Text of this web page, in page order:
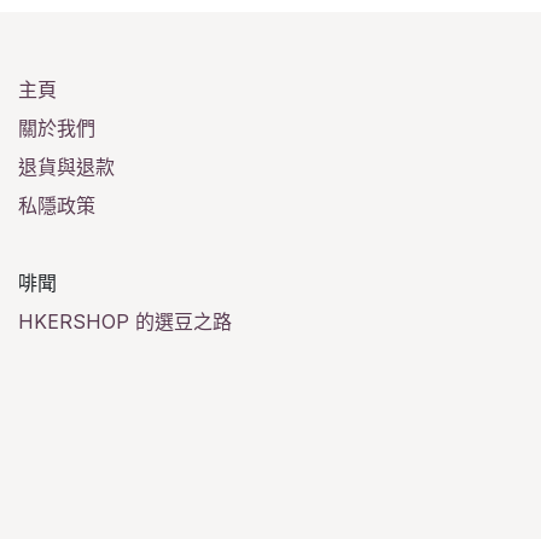
主頁
關於我們
退貨與退款
私隱政策
啡聞
HKERSHOP 的選豆之路